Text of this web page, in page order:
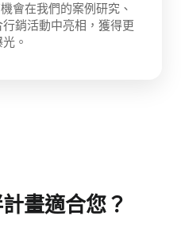
會在我們的案例研究、
銷活動中亮相，獲得更
。
畫適合您？